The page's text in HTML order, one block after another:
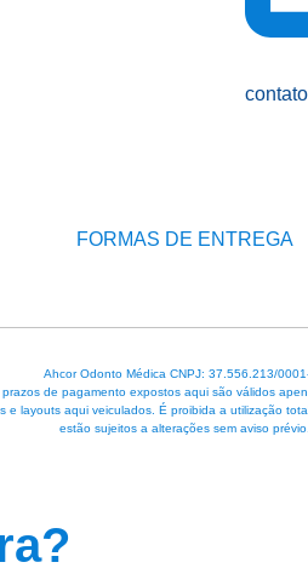
FORMAS DE ENTREGA
Ahcor Odonto Médica CNPJ: 37.556.213/
de pagamento expostos aqui são válidos
layouts aqui veiculados. É proibida a utilização
estão sujeitos a alterações sem aviso prévio.